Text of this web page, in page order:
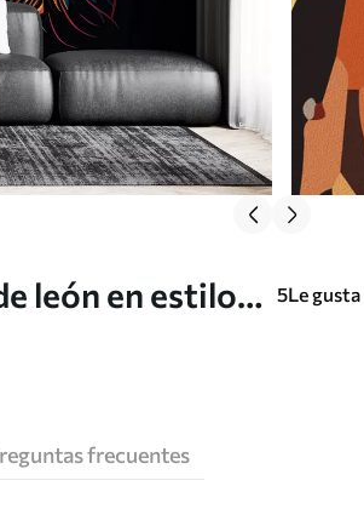
león en estilo
5Le gusta
frecuentes